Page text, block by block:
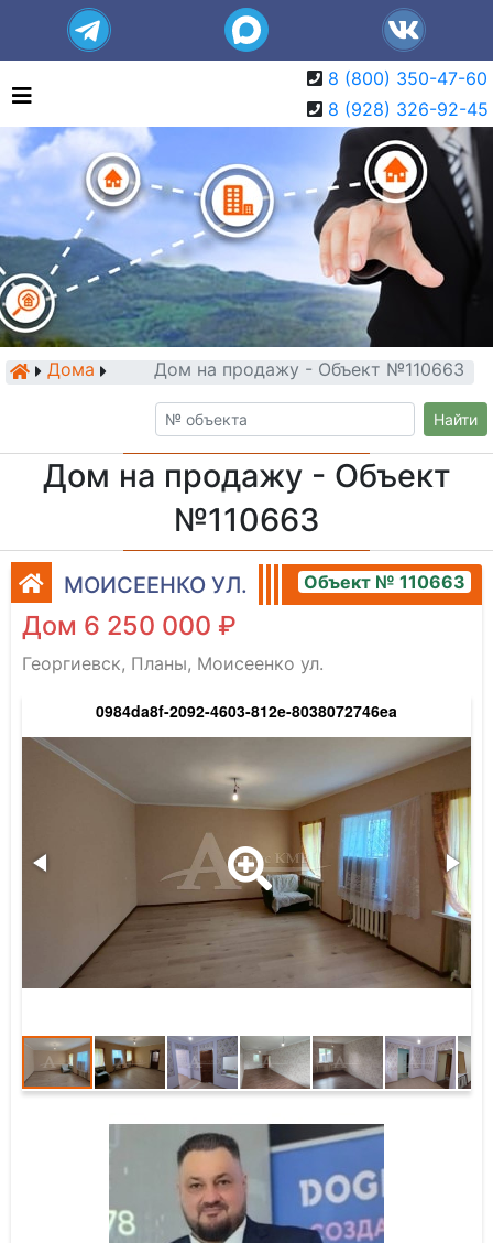
8 (800) 350-47-60
8 (928) 326-92-45
Дома Дом на продажу - Объект №110663
Найти
Дом на продажу - Объект
№110663
МОИСЕЕНКО УЛ. Объект № 110663
Дом 6 250 000 ₽
Георгиевск, Планы, Моисеенко ул.
0984da8f-2092-4603-812e-8038072746ea